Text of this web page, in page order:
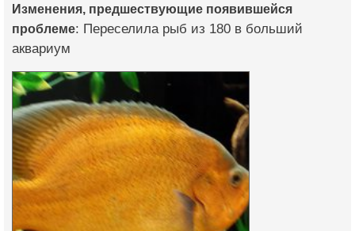
Изменения, предшествующие появившейся
проблеме: Переселила рыб из 180 в больший
аквариум